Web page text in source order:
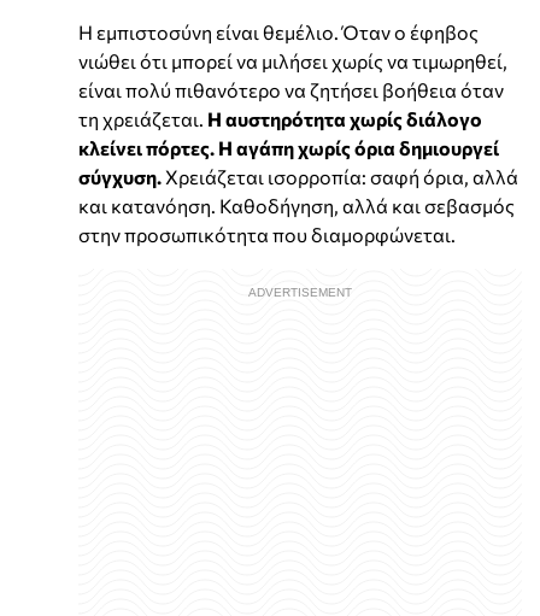
Η εμπιστοσύνη είναι θεμέλιο. Όταν ο έφηβος
νιώθει ότι μπορεί να μιλήσει χωρίς να τιμωρηθεί,
είναι πολύ πιθανότερο να ζητήσει βοήθεια όταν
τη χρειάζεται. Η αυστηρότητα χωρίς διάλογο
κλείνει πόρτες. Η αγάπη χωρίς όρια δημιουργεί
σύγχυση. Χρειάζεται ισορροπία: σαφή όρια, αλλά
και κατανόηση. Καθοδήγηση, αλλά και σεβασμός
στην προσωπικότητα που διαμορφώνεται.